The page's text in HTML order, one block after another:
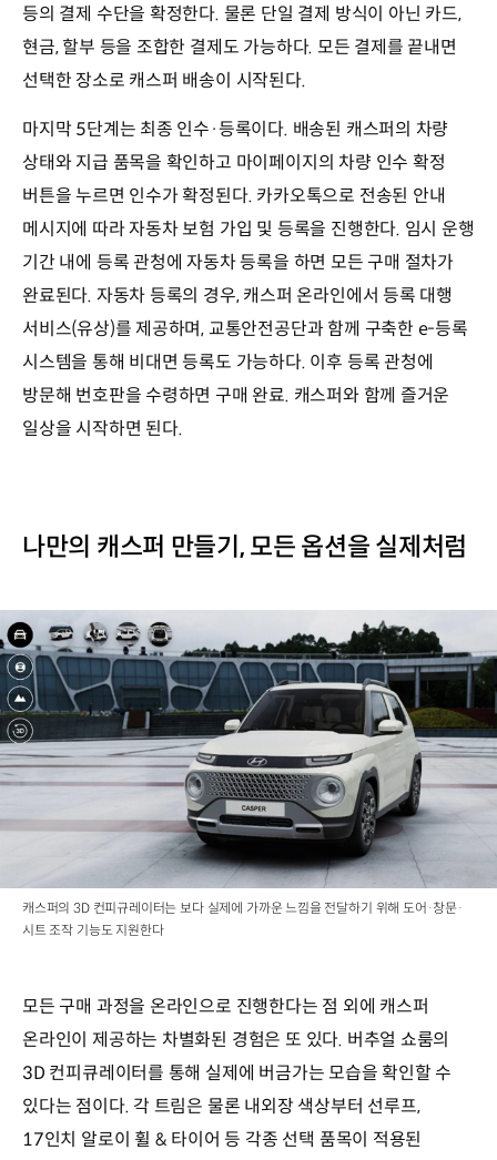
등의 결제 수단을 확정한다. 물론 단일 결제 방식이 아닌 카드,
현금, 할부 등을 조합한 결제도 가능하다. 모든 결제를 끝내면
선택한 장소로 캐스퍼 배송이 시작된다.
마지막 5단계는 최종 인수·등록이다. 배송된 캐스퍼의 차량
상태와 지급 품목을 확인하고 마이페이지의 차량 인수 확정
버튼을 누르면 인수가 확정된다. 카카오톡으로 전송된 안내
메시지에 따라 자동차 보험 가입 및 등록을 진행한다. 임시 운행
기간 내에 등록 관청에 자동차 등록을 하면 모든 구매 절차가
완료된다. 자동차 등록의 경우, 캐스퍼 온라인에서 등록 대행
서비스(유상)를 제공하며, 교통안전공단과 함께 구축한 e-등록
시스템을 통해 비대면 등록도 가능하다. 이후 등록 관청에
방문해 번호판을 수령하면 구매 완료. 캐스퍼와 함께 즐거운
일상을 시작하면 된다.
나만의 캐스퍼 만들기, 모든 옵션을 실제처럼
캐스퍼의 3D 컨피규레이터는 보다 실제에 가까운 느낌을 전달하기 위해 도어·창문·
시트 조작 기능도 지원한다
모든 구매 과정을 온라인으로 진행한다는 점 외에 캐스퍼
온라인이 제공하는 차별화된 경험은 또 있다. 버추얼 쇼룸의
3D 컨피큐레이터를 통해 실제에 버금가는 모습을 확인할 수
있다는 점이다. 각 트림은 물론 내외장 색상부터 선루프,
17인치 알로이 휠 & 타이어 등 각종 선택 품목이 적용된